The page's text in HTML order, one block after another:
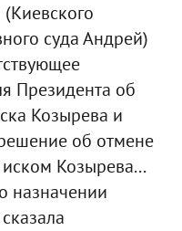
суда Андрей)
Президента об
Козырева и
об отмене
Козырева...
назначении